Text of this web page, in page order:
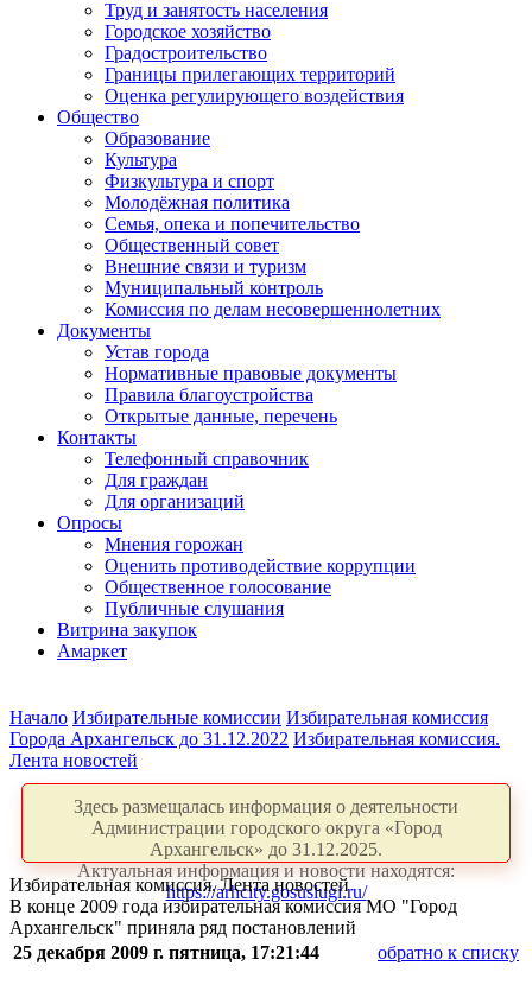
Труд и занятость населения
Городское хозяйство
Градостроительство
Границы прилегающих территорий
Оценка регулирующего воздействия
Общество
Образование
Культура
Физкультура и спорт
Молодёжная политика
Семья, опека и попечительство
Общественный совет
Внешние связи и туризм
Муниципальный контроль
Комиссия по делам несовершеннолетних
Документы
Устав города
Нормативные правовые документы
Правила благоустройства
Открытые данные, перечень
Контакты
Телефонный справочник
Для граждан
Для организаций
Опросы
Мнения горожан
Оценить противодействие коррупции
Общественное голосование
Публичные слушания
Витрина закупок
Амаркет
Начало Избирательные комиссии Избирательная комиссия
Города Архангельск до 31.12.2022 Избирательная комиссия.
Лента новостей
Здесь размещалась информация о деятельности
Администрации городского округа «Город
Архангельск» до 31.12.2025.
Актуальная информация и новости находятся:
https://arhcity.gosuslugi.ru/
Избирательная комиссия. Лента новостей
В конце 2009 года избирательная комиссия МО "Город
Архангельск" приняла ряд постановлений
25 декабря 2009 г. пятница, 17:21:44
обратно к списку